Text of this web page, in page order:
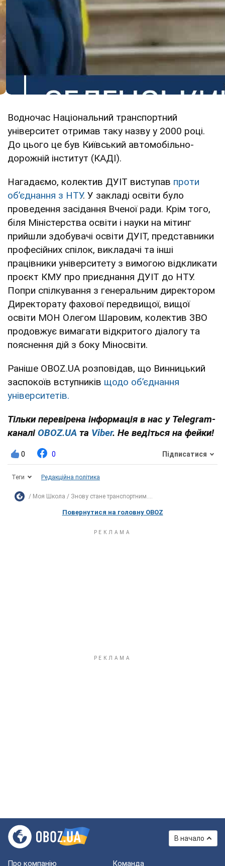
Водночас Національний транспортний
університет отримав таку назву у 2000 році.
До цього це був Київський автомобільно-
дорожній інститут (КАДІ).
Нагадаємо, колектив ДУІТ виступав проти
обʼєднання з НТУ. У закладі освіти було
проведення засідання Вченої ради. Крім того,
біля Міністерства освіти і науки на мітинг
прийшли здобувачі освіти ДУІТ, представники
професійних спілок, викладачі та інші
працівники університету з вимогою відкликати
проєкт КМУ про приєднання ДУІТ до НТУ.
Попри спілкування з генеральним директором
Директорату фахової передвищої, вищої
освіти МОН Олегом Шаровим, колектив ЗВО
продовжує вимагати відкритого діалогу та
пояснення дій з боку Міносвіти.
Раніше OBOZ.UA розповідав, що Винницький
заспокоїв вступників щодо обʼєднання
університетів.
Тільки перевірена інформація в нас у Telegram-
каналі OBOZ.UA та Viber. Не ведіться на фейки!
0 0 Підписатися
Теги Редакційна політика
Моя Школа Знову стане транспортним....
Повернутися на головну OBOZ
В начало
Про компанію Команда